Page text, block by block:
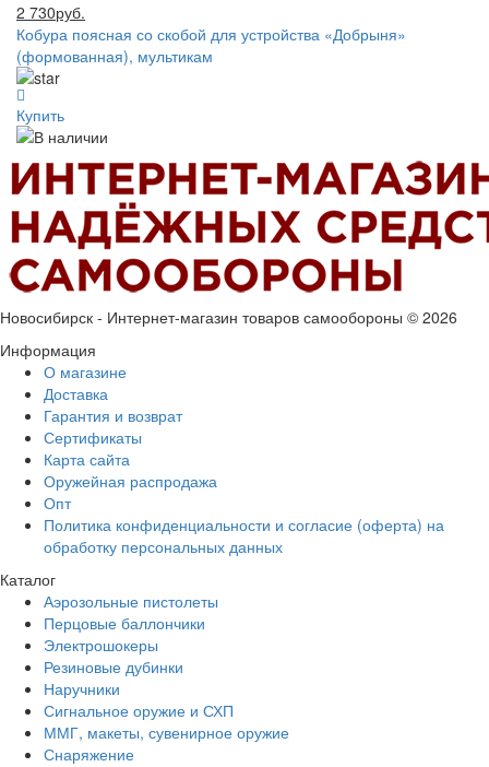
2 730руб.
Кобура поясная со скобой для устройства «Добрыня»
(формованная), мультикам
Купить
Новосибирск - Интернет-магазин товаров самообороны © 2026
Информация
О магазине
Доставка
Гарантия и возврат
Сертификаты
Карта сайта
Оружейная распродажа
Опт
Политика конфиденциальности и согласие (оферта) на
обработку персональных данных
Каталог
Аэрозольные пистолеты
Перцовые баллончики
Электрошокеры
Резиновые дубинки
Наручники
Сигнальное оружие и СХП
ММГ, макеты, сувенирное оружие
Снаряжение